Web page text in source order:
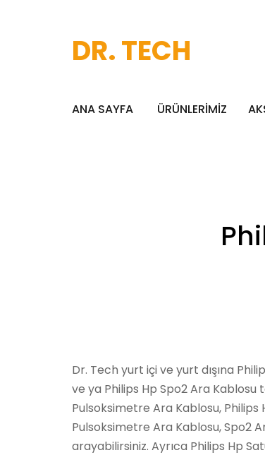
DR. TECH
ANA SAYFA ÜRÜNLERİMİZ
Dr. Tech yurt içi ve yurt dışına
ve ya Philips Hp Spo2 Ara Kablosu
Pulsoksimetre Ara Kablosu, Philips
Pulsoksimetre Ara Kablosu, Spo2
arayabilirsiniz. Ayrıca Philips Hp